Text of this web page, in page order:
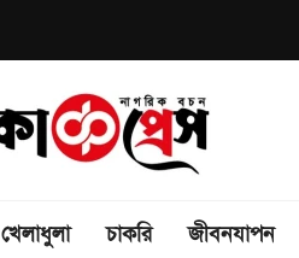
খেলাধুলা চাকরি জীবনযাপন